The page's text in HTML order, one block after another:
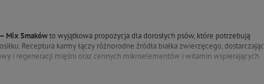
Mix Smakówto wyjątkowa propozycja dla dorosłych psów, które potrzebują
Receptura karmy łączy różnorodne źródła białka zwierzęcego, dostarczając
i regeneracji mięśni oraz cennych mikroelementów i witamin wspierających